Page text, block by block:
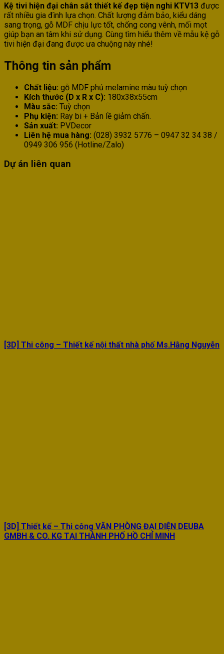
Kệ tivi hiện đại chân sắt thiết kế đẹp tiện nghi KTV13 được
rất nhiều gia đình lựa chọn. Chất lượng đảm bảo, kiểu dáng
sang trọng, gỗ MDF chịu lực tốt, chống cong vênh, mối mọt
giúp bạn an tâm khi sử dụng. Cùng tìm hiểu thêm về mẫu kệ gỗ
tivi hiện đại đang được ưa chuộng này nhé!
Thông tin sản phẩm
Chất liệu: gỗ MDF phủ melamine màu tuỳ chọn
Kích thước (D x R x C): 180x38x55cm
Màu sắc: Tuỳ chọn
Phụ kiện: Ray bi + Bản lề giảm chấn.
Sản xuất: PVDecor
Liên hệ mua hàng: (028) 3932 5776 – 0947 32 34 38 /
0949 306 956 (Hotline/Zalo)
Dự án liên quan
[3D] Thi công – Thiết kế nội thất nhà phố Ms.Hằng Nguyễn
[3D] Thiết kế – Thi công VĂN PHÒNG ĐẠI DIỆN DEUBA
GMBH & CO. KG TẠI THÀNH PHỐ HỒ CHÍ MINH